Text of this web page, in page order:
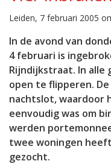
18.00 - 19.00 uur
Vorig uur
Inklappen
Leiden, 7 februari 2005
In de avond van
4 februari is
Rijndijkstraat. In alle
open te flipperen.
nachtslot, waardoor
eenvoudig was om
werden
twee woningen
gezocht.